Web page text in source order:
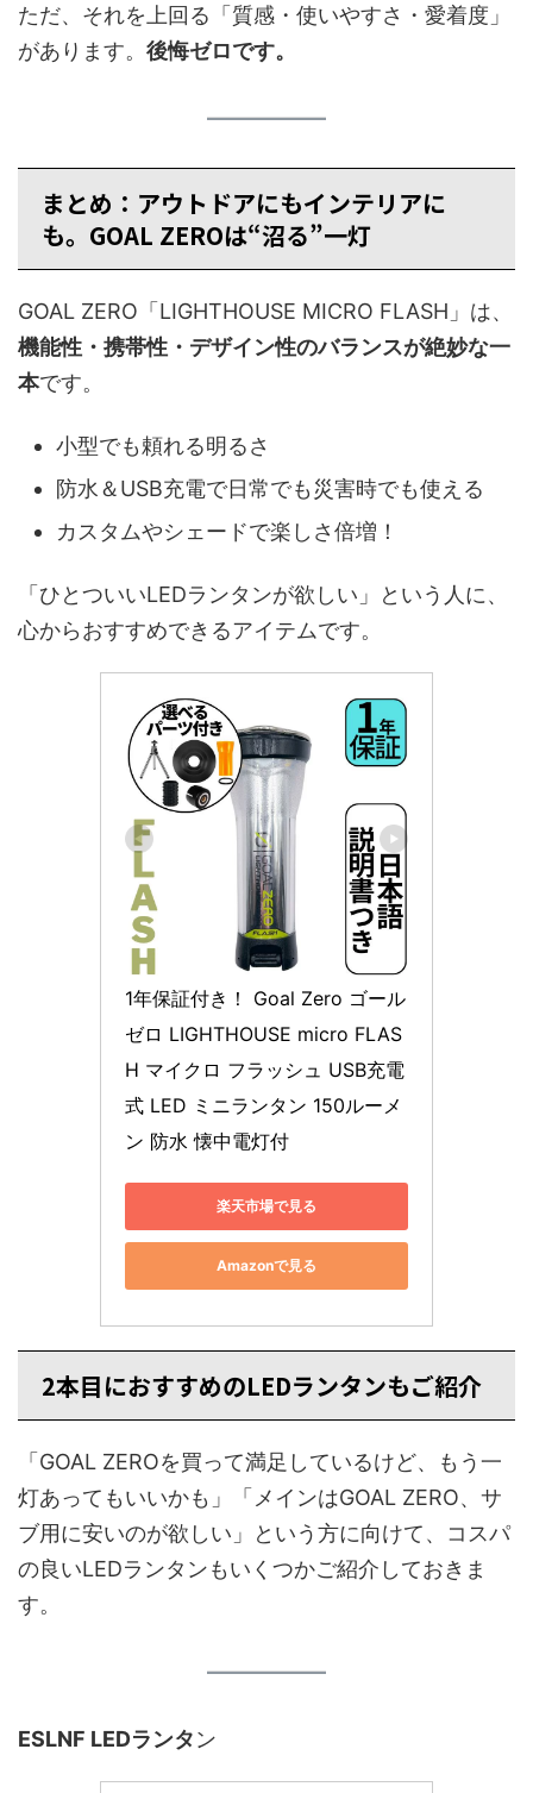
ただ、それを上回る「質感・使いやすさ・愛着度」
があります。 後悔ゼロです。
まとめ：アウトドアにもインテリアに
も。GOAL ZEROは“沼る”一灯
GOAL ZERO「LIGHTHOUSE MICRO FLASH」は、
機能性・携帯性・デザイン性のバランスが絶妙な一
本です。
小型でも頼れる明るさ
防水＆USB充電で日常でも災害時でも使える
カスタムやシェードで楽しさ倍増！
「ひとついいLEDランタンが欲しい」という人に、
心からおすすめできるアイテムです。
1年保証付き！ Goal Zero ゴール
ゼロ LIGHTHOUSE micro FLAS
H マイクロ フラッシュ USB充電
式 LED ミニランタン 150ルーメ
ン 防水 懐中電灯付
楽天市場で見る
Amazonで見る
2本目におすすめのLEDランタンもご紹介
「GOAL ZEROを買って満足しているけど、もう一
灯あってもいいかも」「メインはGOAL ZERO、サ
ブ用に安いのが欲しい」という方に向けて、コスパ
の良いLEDランタンもいくつかご紹介しておきま
す。
ESLNF LEDランタン